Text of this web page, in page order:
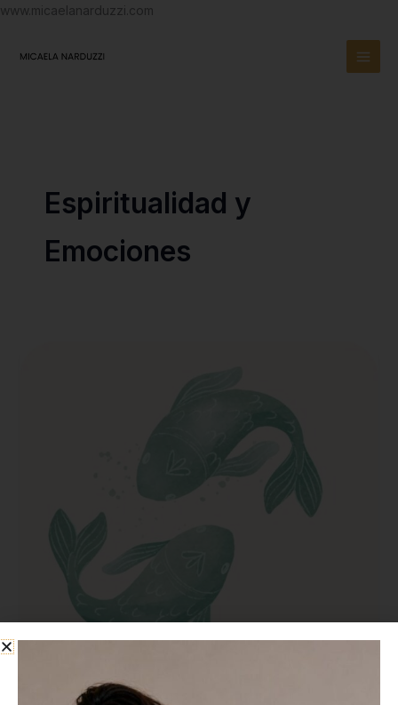
www.micaelanarduzzi.com
Espiritualidad y
Emociones